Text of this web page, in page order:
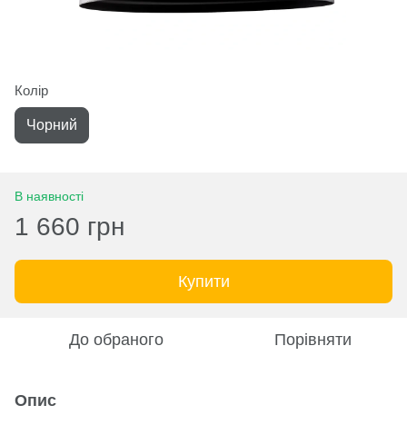
Колір
Чорний
В наявності
1 660 грн
Купити
До обраного Порівняти
Опис